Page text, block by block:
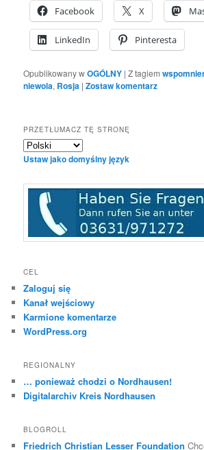
Facebook
X
LinkedIn Pinteresta
Opublikowany wOGÓLNY |Z tagiem
niewola, Rosja |Zostaw komentarz
PRZETŁUMACZ TĘ STRONĘ
Ustaw jako domyślny język
CEL
Zaloguj się
Kanał wejściowy
Karmione komentarze
WordPress.org
REGIONALNY
… ponieważ chodzi o Nordhausen!
Digitalarchiv Kreis Nordhausen
BLOGROLL
Friedrich Christian Lesser Foundation